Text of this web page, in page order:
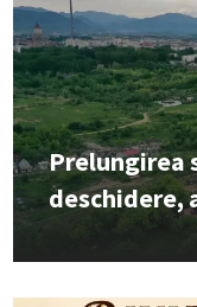
Prelungirea
deschidere,